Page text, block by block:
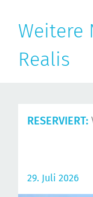
Weitere
Realis
RESERVIERT:
29. Juli 2026